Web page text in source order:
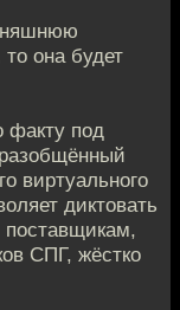
то она будет
факту под
виртуального
диктовать
поставщикам,
СПГ, жёстко